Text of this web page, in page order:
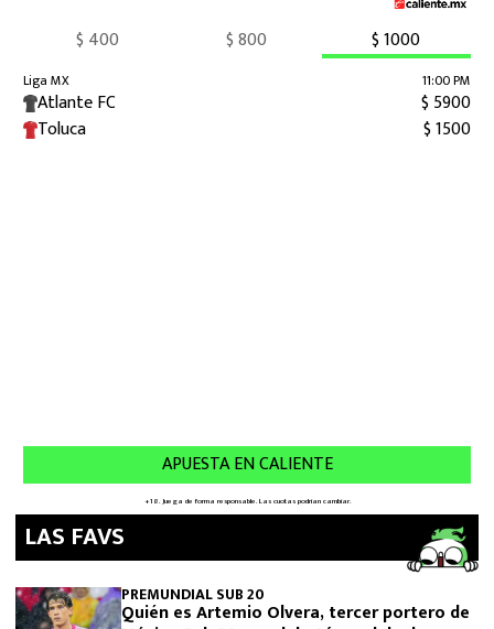
LAS FAVS
PREMUNDIAL SUB 20
Quién es Artemio Olvera, tercer portero de